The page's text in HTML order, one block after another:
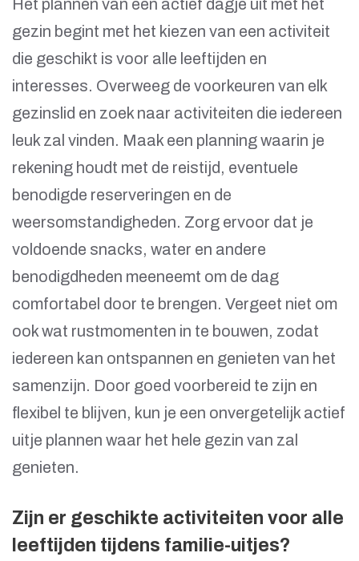
Het plannen van een actief dagje uit met het
gezin begint met het kiezen van een activiteit
die geschikt is voor alle leeftijden en
interesses. Overweeg de voorkeuren van elk
gezinslid en zoek naar activiteiten die iedereen
leuk zal vinden. Maak een planning waarin je
rekening houdt met de reistijd, eventuele
benodigde reserveringen en de
weersomstandigheden. Zorg ervoor dat je
voldoende snacks, water en andere
benodigdheden meeneemt om de dag
comfortabel door te brengen. Vergeet niet om
ook wat rustmomenten in te bouwen, zodat
iedereen kan ontspannen en genieten van het
samenzijn. Door goed voorbereid te zijn en
flexibel te blijven, kun je een onvergetelijk actief
uitje plannen waar het hele gezin van zal
genieten.
Zijn er geschikte activiteiten voor alle
leeftijden tijdens familie-uitjes?